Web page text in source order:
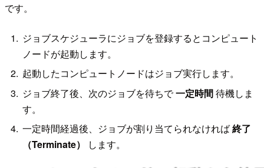
です。
ジョブスケジューラにジョブを登録するとコンピュート
ノードが起動します。
起動したコンピュートノードはジョブ実行します。
ジョブ終了後、次のジョブを待ちで一定時間待機しま
す。
一定時間経過後、ジョブが割り当てられなければ終了
（Terminate）
します。